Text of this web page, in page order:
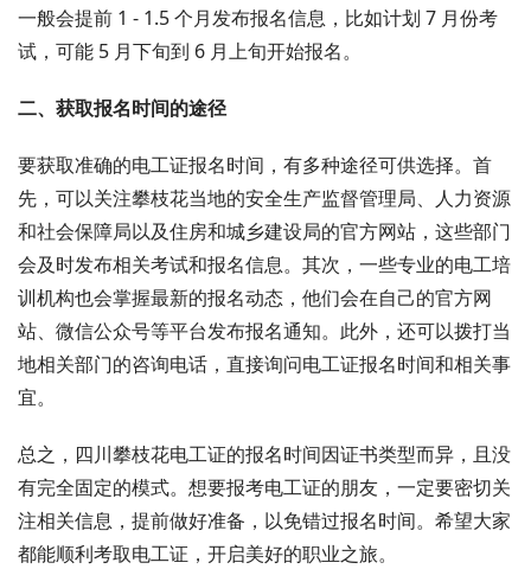
一般会提前 1 - 1.5 个月发布报名信息，比如计划 7 月份考
试，可能 5 月下旬到 6 月上旬开始报名。
二、获取报名时间的途径
要获取准确的电工证报名时间，有多种途径可供选择。首
先，可以关注攀枝花当地的安全生产监督管理局、人力资源
和社会保障局以及住房和城乡建设局的官方网站，这些部门
会及时发布相关考试和报名信息。其次，一些专业的电工培
训机构也会掌握最新的报名动态，他们会在自己的官方网
站、微信公众号等平台发布报名通知。此外，还可以拨打当
地相关部门的咨询电话，直接询问电工证报名时间和相关事
宜。
总之，四川攀枝花电工证的报名时间因证书类型而异，且没
有完全固定的模式。想要报考电工证的朋友，一定要密切关
注相关信息，提前做好准备，以免错过报名时间。希望大家
都能顺利考取电工证，开启美好的职业之旅。